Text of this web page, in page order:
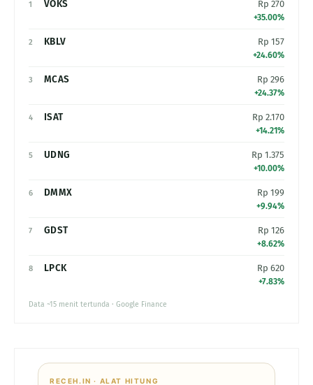
1 VOKS Rp 270
+35.00%
2 KBLV Rp 157
+24.60%
3 MCAS Rp 296
+24.37%
4 ISAT Rp 2.170
+14.21%
5 UDNG Rp 1.375
+10.00%
6 DMMX Rp 199
+9.94%
7 GDST Rp 126
+8.62%
8 LPCK Rp 620
+7.83%
Data ~15 menit tertunda · Google Finance
RECEH.IN · ALAT HITUNG